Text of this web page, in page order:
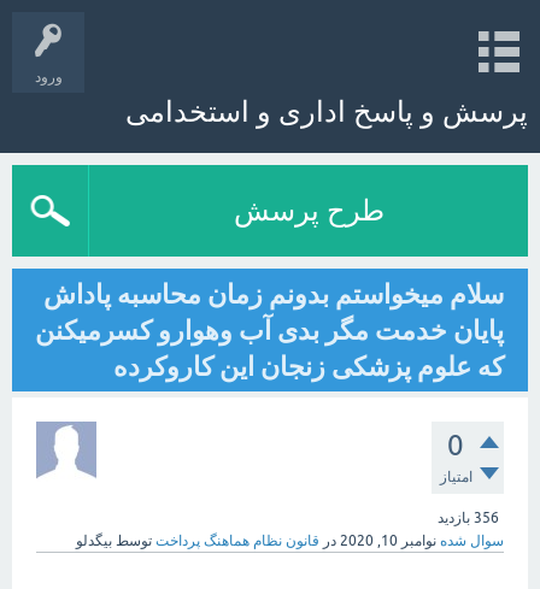
ورود
پرسش و پاسخ اداری و استخدامی
طرح پرسش
سلام میخواستم بدونم‌ زمان محاسبه پاداش
پایان خدمت مگر بدی آب وهوارو کسرمیکنن
که علوم پزشکی زنجان این کاروکرده
0
امتیاز
356 بازدید
سوال شده نوامبر 10, 2020 در قانون نظام هماهنگ پرداخت توسط بیگدلو